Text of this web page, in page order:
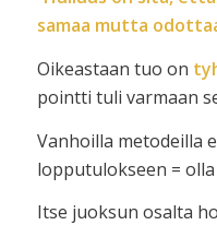
samaa mutta
Oikeastaan tuo on
pointti tuli varmaan
Vanhoilla metodeilla
lopputulokseen =
Itse juoksun osalta